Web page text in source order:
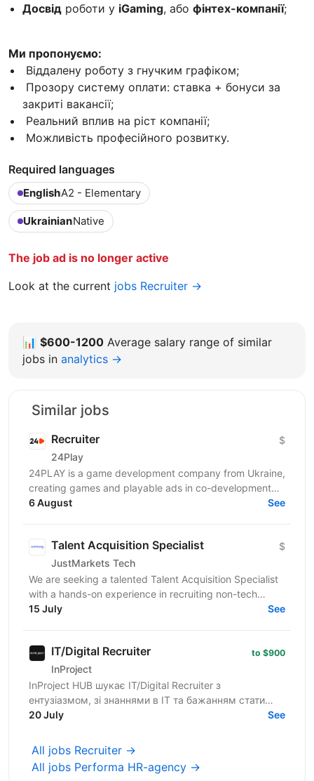
Досвід роботи у iGaming, або фінтех-компанії;
Ми пропонуємо:
Віддалену роботу з гнучким графіком;
Прозору систему оплати: ставка + бонуси за
закриті вакансії;
Реальний вплив на ріст компанії;
Можливість професійного розвитку.
Required languages
EnglishA2 - Elementary
UkrainianNative
The job ad is no longer active
Look at the current jobs Recruiter →
📊 $600-1200 Average salary range of similar
jobs in analytics →
Similar jobs
Recruiter
24Play
$
24PLAY is a game development company from Ukraine,
creating games and playable ads in co-development
6 August See
Talent Acquisition Specialist
JustMarkets Tech
$
We are seeking a talented Talent Acquisition Specialist
with a hands-on experience in recruiting non-tech
professionals. As a Talent Acquisition Specialist...
15 July See
IT/Digital Recruiter
InProject
to $900
InProject HUB шукає IT/Digital Recruiter з
ентузіазмом, зі знаннями в IT та бажанням стати
частиною нашої команди. InProject понад 7 років
20 July See
All jobs Recruiter →
All jobs Performa HR-agency →